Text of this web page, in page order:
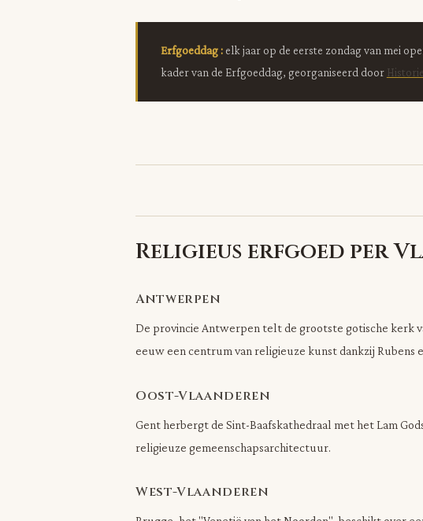
Erfgoeddag :elk jaar op de eerste zondag van mei
kader van de Erfgoeddag, georganiseerd door
Religieus erfgoed per
Antwerpen
De provincie Antwerpen telt de grootste gotische kerk
eeuw een centrum van religieuze kunst dankzij Rubens
Oost-Vlaanderen
Gent herbergt de Sint-Baafskathedraal met het Lam
religieuze gemeenschapsarchitectuur.
West-Vlaanderen